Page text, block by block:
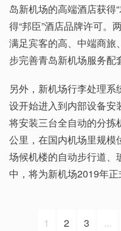
岛新机场的高端酒店获得
得“邦臣”酒店品牌许可。
满足宾客的高、中端商旅
步完善青岛新机场服务配
另外，新机场行李处理
设开始进入到内部设备安
将安装三台全自动的分
公里，在国内机场里规模
场候机楼的自动步行道、
中，将为新机场2019年正
1 2 3 ...